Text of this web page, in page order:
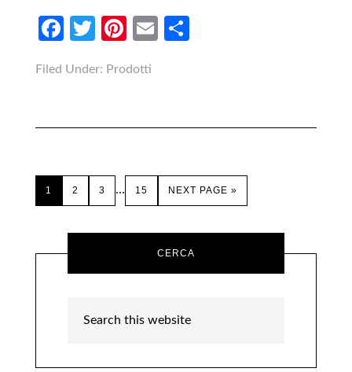
Facebook
Twitter
Pinterest
Email
Filed Under: Prodotti
1 2 3 … 15 NEXT PAGE »
CERCA